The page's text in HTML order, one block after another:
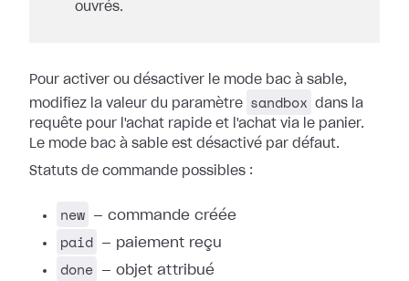
ouvrés.
Pour activer ou désactiver le mode bac à sable,
modifiez la valeur du paramètre
sandbox
dans la
requête pour l'achat rapide et l'achat via le panier.
Le mode bac à sable est désactivé par défaut.
Statuts de commande possibles :
new — commande créée
paid — paiement reçu
done — objet attribué